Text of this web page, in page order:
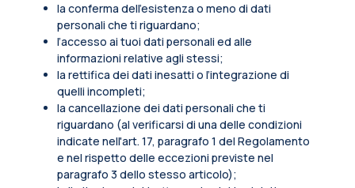
la conferma dell’esistenza o meno di dati
personali che ti riguardano;
l’accesso ai tuoi dati personali ed alle
informazioni relative agli stessi;
la rettifica dei dati inesatti o l’integrazione di
quelli incompleti;
la cancellazione dei dati personali che ti
riguardano (al verificarsi di una delle condizioni
indicate nell'art. 17, paragrafo 1 del Regolamento
e nel rispetto delle eccezioni previste nel
paragrafo 3 dello stesso articolo);